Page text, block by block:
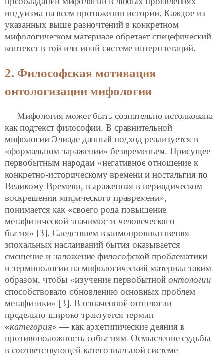
индуизма на всем протяжении истории. Каждое из
указанных выше разночтений в конкретном
мифологическом материале обретает спецефический
контекст в той или иной системе интерпретаций.
2. Философская мотивация
онтологизации мифологии
Мифология может быть сознательно истолкована
как подтекст философии. В сравнительной
мифологии Элиаде данный подход реализуется в
«формальном заражении» безвременьем. Присущее
первобытным народам «негативное отношение к
конкретно-историческому времени и ностальгия по
Великому Времени, выраженная в периодическом
воскрешении мифического правремени»,
понимается как «своего рода повышение
метафизической значимости человеческого
бытия» [3]. Следствием взаимопроникновения
эпохальных наслаиваний бытия оказывается
смещение и наложение философской проблематики
и терминологии на мифологический материал таким
образом, чтобы «изучение первобытной онтологии
способствовало обновлению основных проблем
метафизики» [3]. В означенной онтологии
предельно широко трактуется термин
«категория» — как архетипические деяния в
противоположность событиям. Осмысление судьбы
в соответствующей категориальной системе